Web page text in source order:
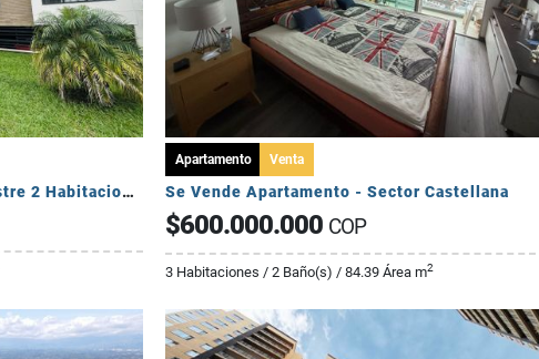
Se Vende Apartamento Campestre 2 Habitaciones - Via Al Caimo
Apartamento Venta
Se Vende Apartamento - Sector Castellana
$600.000.000 COP
3 Habitaciones / 2 Baño(s) / 84.39 Área m2